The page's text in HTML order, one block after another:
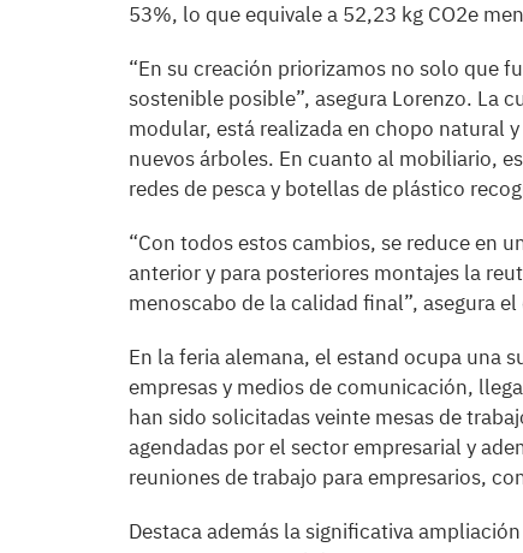
53%, lo que equivale a 52,23 kg CO2e
“En su creación priorizamos no solo que
sostenible posible”, asegura Lorenzo. La
modular, está realizada en chopo natural
nuevos árboles. En cuanto al mobiliario,
redes de pesca y botellas de plástico
“Con todos estos cambios, se reduce en
anterior y para posteriores montajes la
menoscabo de la calidad final”, asegura
En la feria alemana, el estand ocupa una
empresas y medios de comunicación,
han sido solicitadas veinte mesas de
agendadas por el sector empresarial y
reuniones de trabajo para empresarios,
Destaca además la significativa